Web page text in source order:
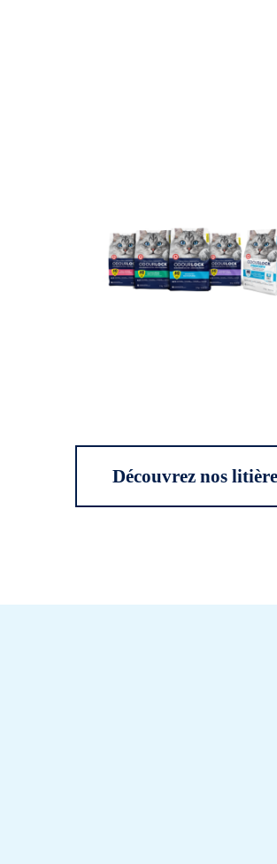
Découvrez nos